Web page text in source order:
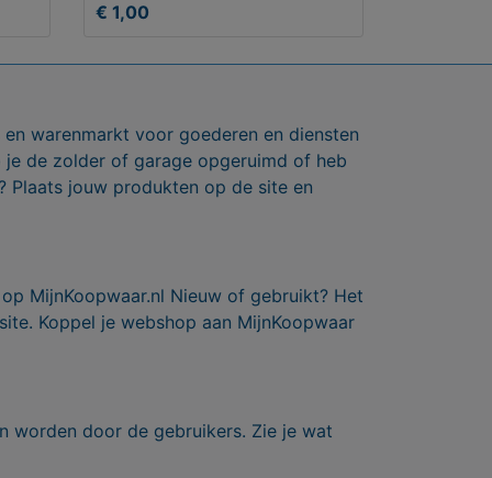
€ 1,00
warenmarkt voor goederen en diensten
je de zolder of garage opgeruimd of heb
Plaats jouw produkten op de site en
MijnKoopwaar.nl Nieuw of gebruikt? Het
Koppel je webshop aan MijnKoopwaar
worden door de gebruikers. Zie je wat